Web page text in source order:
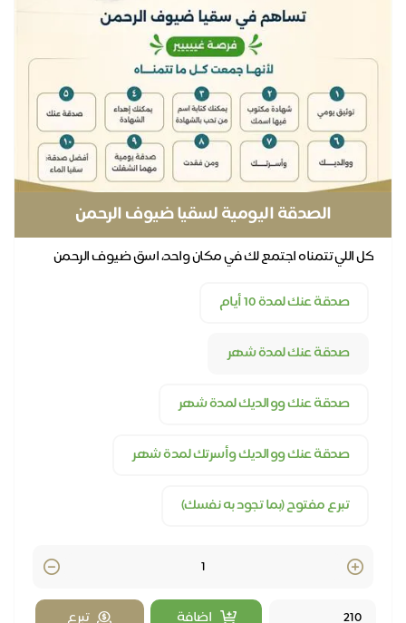
الصدقة اليومية لسقيا ضيوف الرحمن
كل اللي تتمناه اجتمع لك في مكان واحد، اسق ضيوف الرحمن
صدقة عنك لمدة 10 أيام
صدقة عنك لمدة شهر
صدقة عنك ووالديك لمدة شهر
صدقة عنك ووالديك وأسرتك لمدة شهر
تبرع مفتوح (بما تجود به نفسك)
Quantity
اضافة
تبرع